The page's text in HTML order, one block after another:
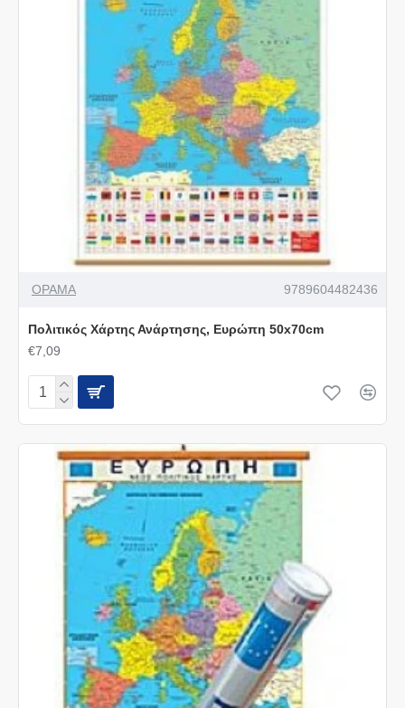
ΟΡΑΜΑ 9789604482436
Πολιτικός Χάρτης Ανάρτησης, Ευρώπη 50x70cm
€7,09